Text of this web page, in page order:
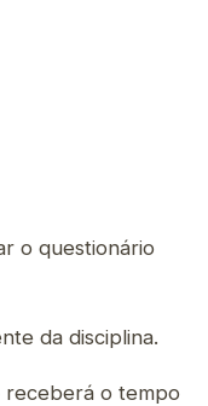
o questionário
da disciplina.
receberá o tempo